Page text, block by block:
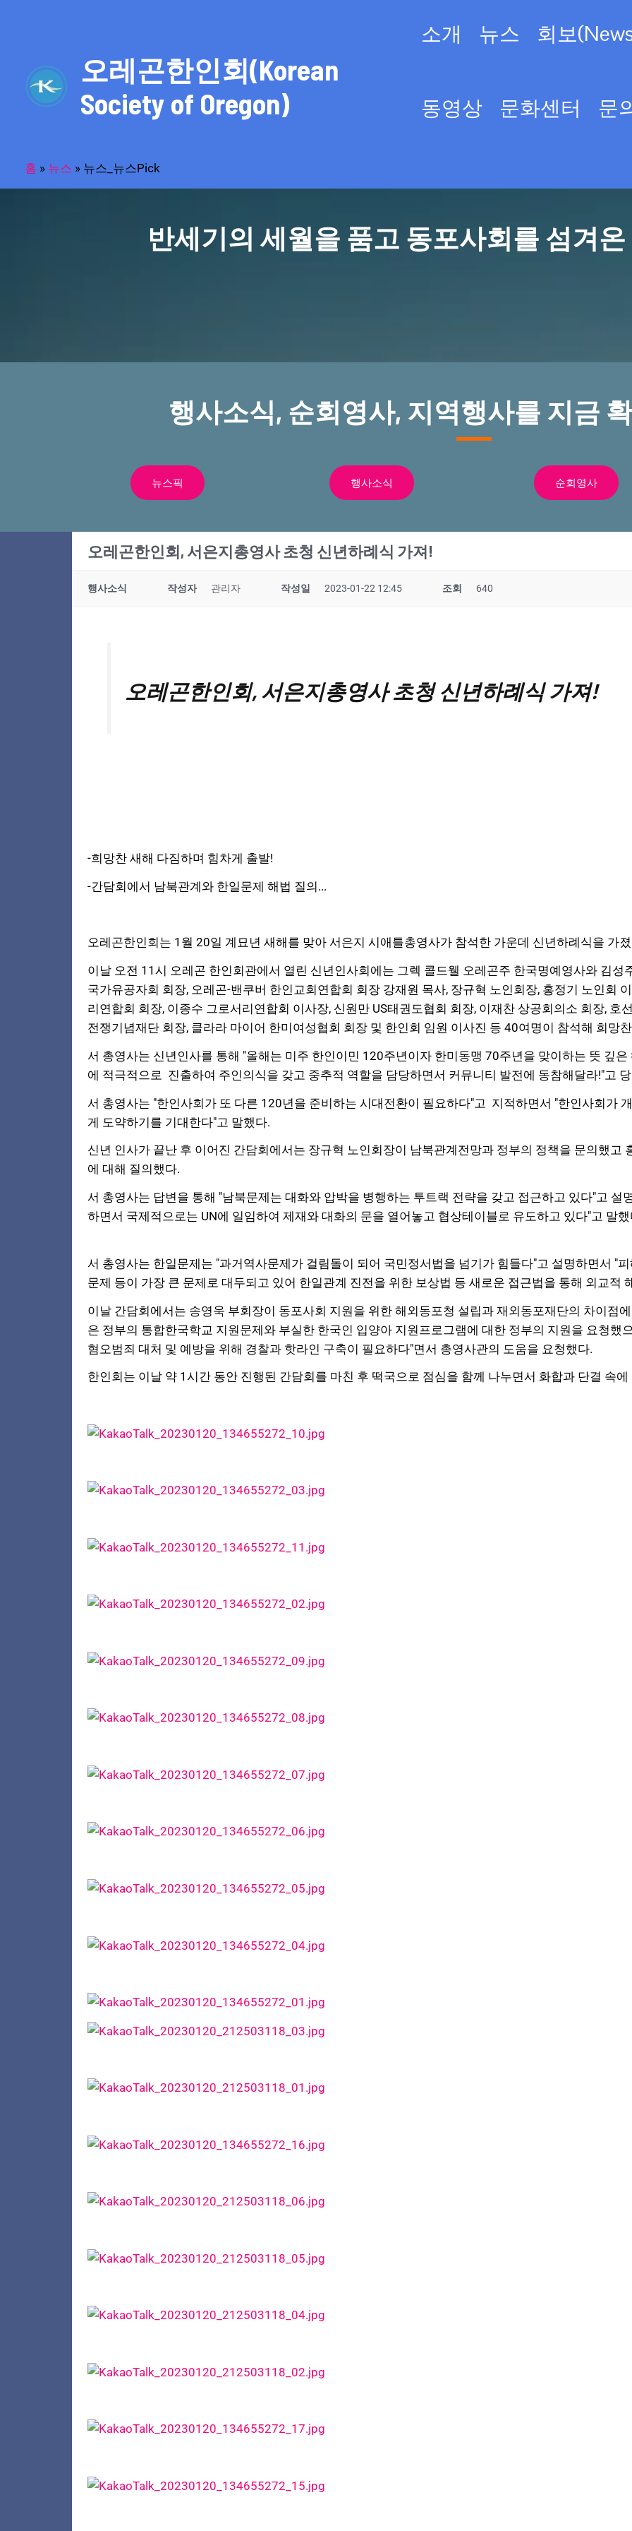
오레곤한인회(Korean
Society of Oregon)
소개 뉴스 회보
동영상 문화센터 문
홈 » 뉴스 » 뉴스_뉴스Pick
반세기의 세월을 품고 동포사회를 섬겨
행사소식, 순회영사, 지역행사를 지금
뉴스픽 행사소식 순회영사
오레곤한인회, 서은지총영사 초청 신년하례식 가져!
행사소식 작성자 관리자 작성일 2023-01-22 12:45 조회 640
오레곤한인회, 서은지총영사 초청 신년하례식 가져!
-희망찬 새해 다짐하며 힘차게 출발!
-간담회에서 남북관계와 한일문제 해법 질의...
오레곤한인회 는 1월 20일 계묘년 새해를 맞아 서은지 시애틀총영사가 참석한 가운데 신년하례식을 가
이날 오전 11시 오레곤 한인회관에서 열린 신년인사회에는 그렉 콜드웰 오레곤주 한국명예영사와 김
국가유공자회 회장, 오레곤-밴쿠버 한인교회연합회 회장 강재원 목사, 장규혁 노인회장, 홍정기 노인회
리연합회 회장, 이종수 그로서리연합회 이사장, 신원만 US태권도협회 회장, 이재찬 상공회의소 회장, 호
전쟁기념재단 회장, 클라라 마이어 한미여성협회 회장 및 한인회 임원 이사진 등 40여명이 참석해 희망
서 총영사는 신년인사를 통해 "올해는 미주 한인이민 120주년이자 한미동맹 70주년을 맞이하는 뜻 깊
에 적극적으로 진출하여 주인의식을 갖고 중추적 역할을 담당하면서 커뮤니티 발전에 동참해달라!"고
서 총영사는 "한인사회가 또 다른 120년을 준비하는 시대전환이 필요하다"고 지적하면서 "한인사회가
게 도약하기를 기대한다"고 말했다.
신년 인사가 끝난 후 이어진 간담회에서는 장규혁 노인회장이 남북관계전망과 정부의 정책을 문의했고
에 대해 질의했다.
서 총영사는 답변을 통해 "남북문제는 대화와 압박을 병행하는 투트랙 전략을 갖고 접근하고 있다"고 설
하면서 국제적으로는 UN에 일임하여 제재와 대화의 문을 열어놓고 협상테이블로 유도하고 있다"고 말
서 총영사는 한일문제는 "과거역사문제가 걸림돌이 되어 국민정서법을 넘기가 힘들다"고 설명하면서 "
문제 등이 가장 큰 문제로 대두되고 있어 한일관계 진전을 위한 보상법 등 새로운 접근법을 통해 외교적
이날 간담회에서는 송영욱 부회장이 동포사회 지원을 위한 해외동포청 설립과 재외동포재단의 차이점
은 정부의 통합한국학교 지원문제와 부실한 한국인 입양아 지원프로그램에 대한 정부의 지원을 요청했
혐오범죄 대처 및 예방을 위해 경찰과 핫라인 구축이 필요하다"면서 총영사관의 도움을 요청했다.
한인회는 이날 약 1시간 동안 진행된 간담회를 마친 후 떡국으로 점심을 함께 나누면서 화합과 단결 속